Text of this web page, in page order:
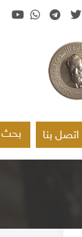
اتصل بنا بحث